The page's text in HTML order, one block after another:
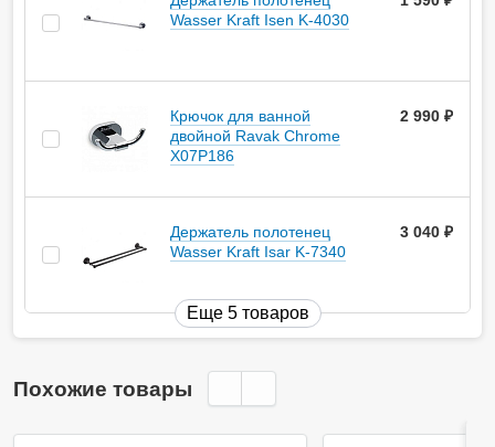
Wasser Kraft Isen K-4030
Крючок для ванной
двойной Ravak Chrome
X07P186
2 990
Держатель полотенец
Wasser Kraft Isar K-7340
3 040
Еще 5 товаров
Похожие товары